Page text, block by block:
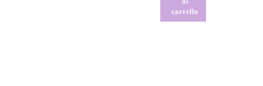
carrello